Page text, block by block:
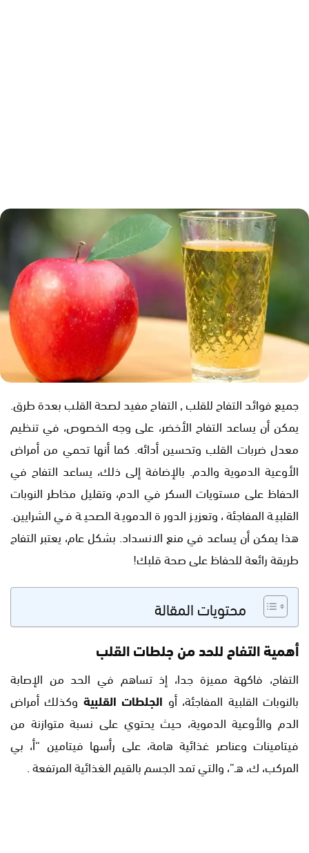
جميع فوائد التفاح للقلب , التفاح مفيد لصحة القلب بعدة طرق.
يمكن أن يساعد التفاح الأخضر، على وجه الخصوص، في تنظيم
معدل ضربات القلب وتحسين أدائه. كما أنها تحمي من أمراض
الأوعية الدموية والدم. بالإضافة إلى ذلك، يساعد التفاح في
الحفاظ على مستويات السكر في الدم، وتقليل مخاطر النوبات
القلبية المفاجئة، وتعزيز الدورة الدموية الصحية في الشرايين.
هذا يمكن أن يساعد في منع الانسداد. بشكل عام، يعتبر التفاح
طريقة رائعة للحفاظ على صحة قلبك!
محتويات المقالة
أهمية التفاح للحد من جلطات القلب
التفاح، فاكهة مميزة جدا، إذ تساهم في الحد من الإصابة
بالنوبات القلبية المفاجئة، أو الجلطات القلبية وكذلك أمراض
الدم والأوعية الدموية، حيث يحتوي على نسبة متوازنة من
فيتامينات وعناصر غذائية هامة، على رأسها فيتامين “أ، بي
المركب، ك، هـ”، والتي تمد الجسم بالقيم الغذائية المرتفعة .